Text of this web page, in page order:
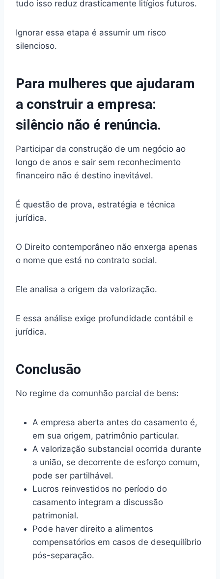
tudo isso reduz drasticamente litígios futuros.
Ignorar essa etapa é assumir um risco
silencioso.
Para mulheres que ajudaram
a construir a empresa:
silêncio não é renúncia.
Participar da construção de um negócio ao
longo de anos e sair sem reconhecimento
financeiro não é destino inevitável.
É questão de prova, estratégia e técnica
jurídica.
O Direito contemporâneo não enxerga apenas
o nome que está no contrato social.
Ele analisa a origem da valorização.
E essa análise exige profundidade contábil e
jurídica.
Conclusão
No regime da comunhão parcial de bens:
A empresa aberta antes do casamento é,
em sua origem, patrimônio particular.
A valorização substancial ocorrida durante
a união, se decorrente de esforço comum,
pode ser partilhável.
Lucros reinvestidos no período do
casamento integram a discussão
patrimonial.
Pode haver direito a alimentos
compensatórios em casos de desequilíbrio
pós-separação.